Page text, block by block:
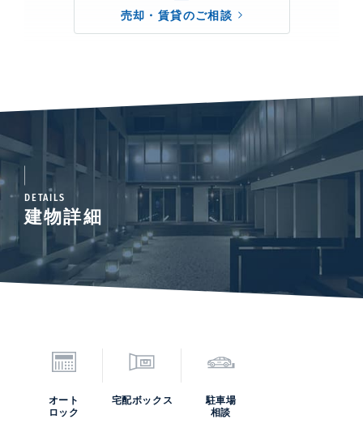
売却・賃貸のご相談
DETAILS
建物詳細
オート
ロック
宅配ボックス
駐車場
相談